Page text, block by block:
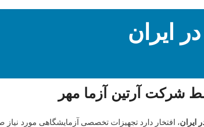
، افتخار دارد تجهیزات تخصصی آزمایشگاهی مورد نیاز